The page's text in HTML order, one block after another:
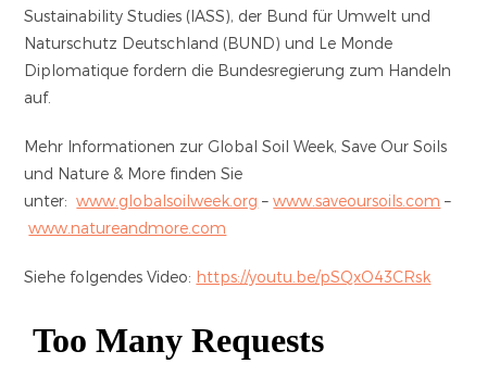
Sustainability Studies (IASS), der Bund für Umwelt und
Naturschutz Deutschland (BUND) und Le Monde
Diplomatique fordern die Bundesregierung zum Handeln
auf.
Mehr Informationen zur Global Soil Week, Save Our Soils
und Nature & More finden Sie
unter:www.globalsoilweek.org –www.saveoursoils.com –
www.natureandmore.com
Siehe folgendes Video: https://youtu.be/pSQxO43CRsk